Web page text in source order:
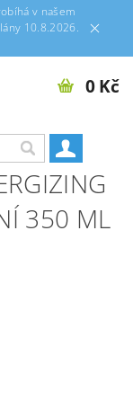
v našem
10.8.2026.
0 Kč
350 ML